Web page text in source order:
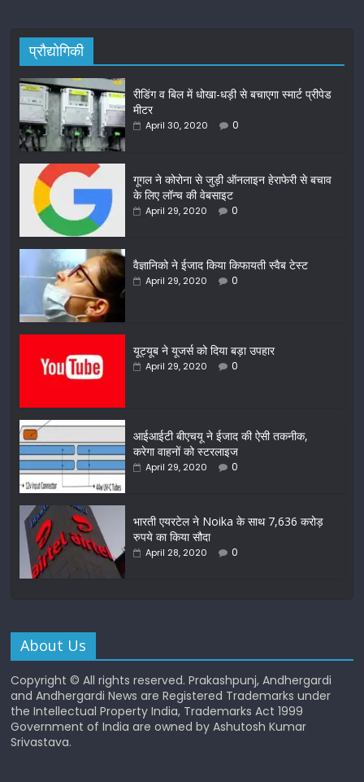
प्रौद्योगिकी
रीडिंग व बिल में धोखा-धड़ी से बचाएगा स्मार्ट प्रीपेड
मीटर
April 30, 2020 0
गूगल ने कोरोना से जुड़ी ऑनलाइन हेराफेरी से बचाव
के लिए लॉन्च की वेबसाइट
April 29, 2020 0
वैज्ञानिको ने ईजाद किया किफायती स्वैब टेस्ट
April 29, 2020 0
यूट्यूब ने यूजर्स को दिया बड़ा उपहार
April 29, 2020 0
आईआईटी बीएचयू ने ईजाद की ऐसी तकनीक,
करेगा वाहनों को स्टरलाइज
April 29, 2020 0
भारती एयरटेल ने Noika के साथ 7,636 करोड़
रुपये का किया सौदा
April 28, 2020 0
About Us
Copyright © All rights reserved. Prakashpunj, Andhergardi
and Andhergardi News are Registered Trademarks under
the Intellectual Property India, Trademarks Act 1999
Government of India are owned by Ashutosh Kumar
Srivastava.